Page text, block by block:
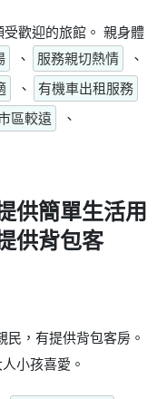
歡迎的旅館。 親身體
、 服務親切熱情
、
、
有機車出租服務
區較遠
、
供簡單生活用
供背包客
，有提供背包客房。
小孩喜愛。